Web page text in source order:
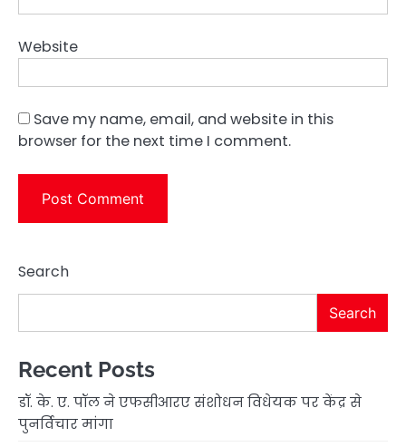
Website
Save my name, email, and website in this
browser for the next time I comment.
Search
Search
Recent Posts
डॉ. के. ए. पॉल ने एफसीआरए संशोधन विधेयक पर केंद्र से
पुनर्विचार मांगा